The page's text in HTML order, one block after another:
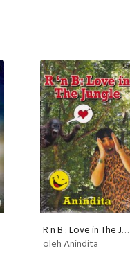
R n B : Love in The Jungle
oleh Anindita